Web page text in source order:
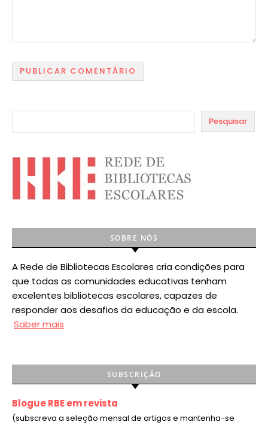
Pesquisar
SOBRE NÓS
A Rede de Bibliotecas Escolares cria condições para
que todas as comunidades educativas tenham
excelentes bibliotecas escolares, capazes de
responder aos desafios da educação e da escola.
Saber mais
SUBSCRIÇÃO
Blogue RBE em revista
(subscreva a seleção mensal de artigos e mantenha-se